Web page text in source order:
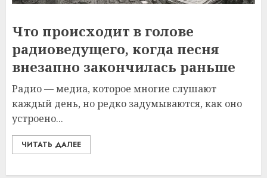
Что происходит в голове
радиоведущего, когда песня
внезапно закончилась раньше
Радио — медиа, которое многие слушают
каждый день, но редко задумываются, как оно
устроено...
ЧИТАТЬ ДАЛЕЕ